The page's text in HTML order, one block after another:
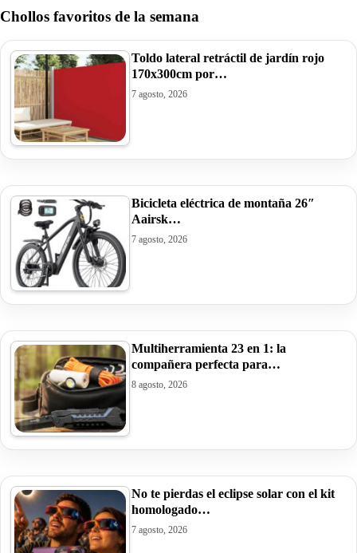
Chollos favoritos de la semana
Toldo lateral retráctil de jardín rojo
170x300cm por…
7 agosto, 2026
Bicicleta eléctrica de montaña 26″
Aairsk…
7 agosto, 2026
Multiherramienta 23 en 1: la
compañera perfecta para…
8 agosto, 2026
No te pierdas el eclipse solar con el kit
homologado…
7 agosto, 2026